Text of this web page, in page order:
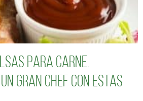
para carne.
gran chef con estas